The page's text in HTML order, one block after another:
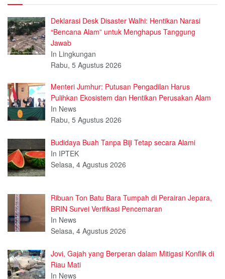
Deklarasi Desk Disaster Walhi: Hentikan Narasi
“Bencana Alam” untuk Menghapus Tanggung
Jawab
In Lingkungan
Rabu, 5 Agustus 2026
Menteri Jumhur: Putusan Pengadilan Harus
Pulihkan Ekosistem dan Hentikan Perusakan Alam
In News
Rabu, 5 Agustus 2026
Budidaya Buah Tanpa Biji Tetap secara Alami
In IPTEK
Selasa, 4 Agustus 2026
Ribuan Ton Batu Bara Tumpah di Perairan Jepara,
BRIN Survei Verifikasi Pencemaran
In News
Selasa, 4 Agustus 2026
Jovi, Gajah yang Berperan dalam Mitigasi Konflik di
Riau Mati
In News